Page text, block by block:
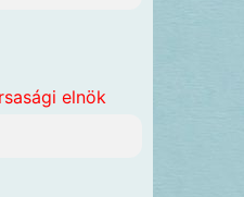
elnök